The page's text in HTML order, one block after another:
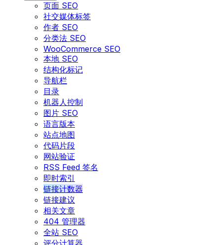
页面 SEO
社交媒体标签
作者 SEO
分类法 SEO
WooCommerce SEO
本地 SEO
结构化标记
导航栏
目录
机器人控制
图片 SEO
语言版本
站点地图
代码片段
网站验证
RSS Feed 签名
即时索引
链接计数器
链接建议
相关文章
404 管理器
全站 SEO